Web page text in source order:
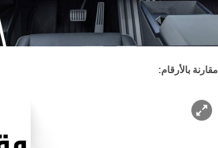
مقارنة بالأرقام: